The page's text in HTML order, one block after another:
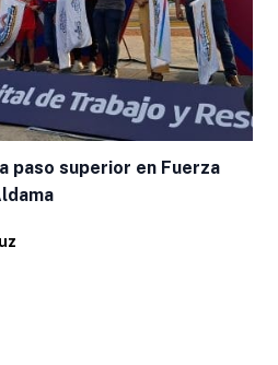
paso superior en Fuerza